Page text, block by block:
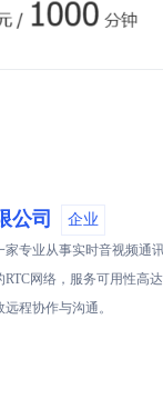
公司 企业
专业从事实时音视频通
网络，服务可用性高
程协作与沟通。